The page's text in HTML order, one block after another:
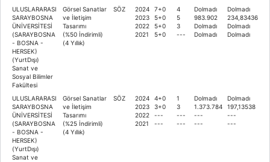
ULUSLARARASI
SARAYBOSNA
ÜNİVERSİTESİ
(SARAYBOSNA
- BOSNA -
HERSEK)
(YurtDışı)
Sanat ve
Sosyal Bilimler
Fakültesi
Görsel Sanatlar
ve İletişim
Tasarımı
(%50 İndirimli)
(4 Yıllık)
SÖZ
2024
2023
2022
2021
7+0
5+0
5+0
5+0
4
5
3
---
Dolmadı
983.902
Dolmadı
Dolmadı
Dolmadı
234,83436
Dolmadı
Dolmadı
ULUSLARARASI
SARAYBOSNA
ÜNİVERSİTESİ
(SARAYBOSNA
- BOSNA -
HERSEK)
(YurtDışı)
Sanat ve
Görsel Sanatlar
ve İletişim
Tasarımı
(%25 İndirimli)
(4 Yıllık)
SÖZ
2024
2023
2022
2021
4+0
3+0
---
---
1
3
---
---
Dolmadı
1.373.784
---
---
Dolmadı
197,13538
---
---